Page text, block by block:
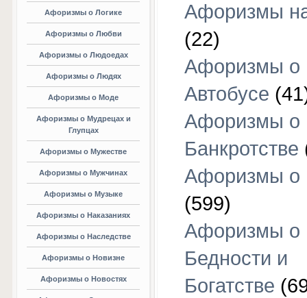
Афоризмы о Логике
Афоризмы о Любви
Афоризмы о Людоедах
Афоризмы о Людях
Афоризмы о Моде
Афоризмы о Мудрецах и
Глупцах
Афоризмы о Мужестве
Афоризмы о Мужчинах
Афоризмы о Музыке
Афоризмы о Наказаниях
Афоризмы о Наследстве
Афоризмы о Новизне
Афоризмы о Новостях
Афоризмы
(22)
Афоризмы о
Автобусе
Афоризмы о
Банкротстве
Афоризмы о
(599)
Афоризмы о
Бедности и
Богатстве